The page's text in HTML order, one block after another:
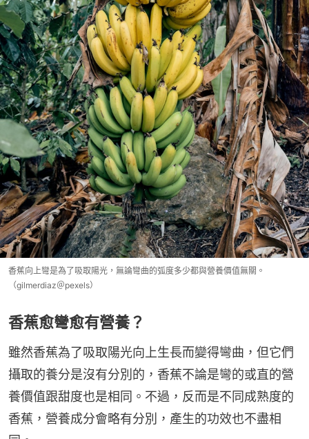
香蕉向上彎是為了吸取陽光，無論彎曲的弧度多少都與營養價值無關。
（gilmerdiaz＠pexels）
香蕉愈彎愈有營養？
雖然香蕉為了吸取陽光向上生長而變得彎曲，但它們
攝取的養分是沒有分別的，香蕉不論是彎的或直的營
養價值跟甜度也是相同。不過，反而是不同成熟度的
香蕉，營養成分會略有分別，產生的功效也不盡相